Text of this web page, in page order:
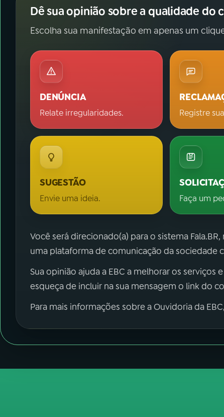
Dê sua opinião sobre a qualidade do
Escolha sua manifestação em apenas um
DENÚNCIA
Relate irregularidades. Registre
SUGESTÃO
Envie uma ideia. Faça um
Você será direcionado(a) para o sistema
uma plataforma de comunicação da sociedade
Sua opinião ajuda a EBC a melhorar os
esqueça de incluir na sua mensagem o link do
Para mais informações sobre a Ouvidoria da